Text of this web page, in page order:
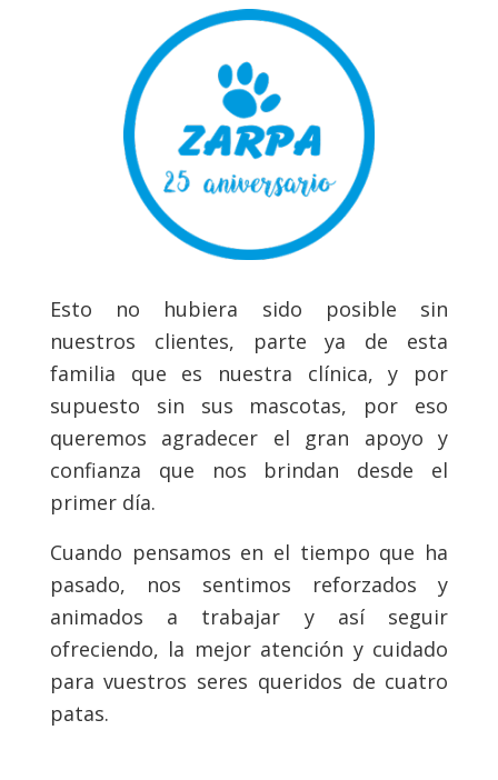
Esto no hubiera sido posible sin
nuestros clientes, parte ya de esta
familia que es nuestra clínica, y por
supuesto sin sus mascotas, por eso
queremos agradecer el gran apoyo y
confianza que nos brindan desde el
primer día.
Cuando pensamos en el tiempo que ha
pasado, nos sentimos reforzados y
animados a trabajar y así seguir
ofreciendo, la mejor atención y cuidado
para vuestros seres queridos de cuatro
patas.